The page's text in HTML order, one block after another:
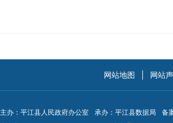
网站地图 网站
主办：平江县人民政府办公室 承办：平江县数据局 备